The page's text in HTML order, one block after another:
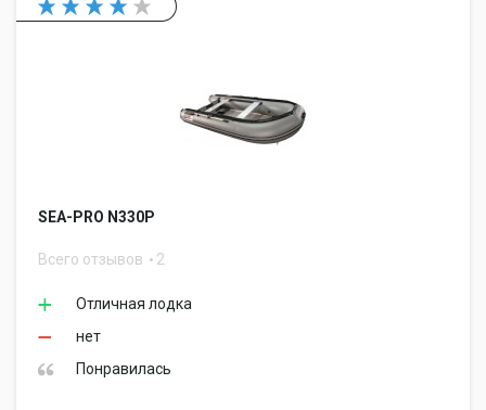
SEA-PRO N330P
Всего отзывов 2
Отличная лодка
нет
Понравилась